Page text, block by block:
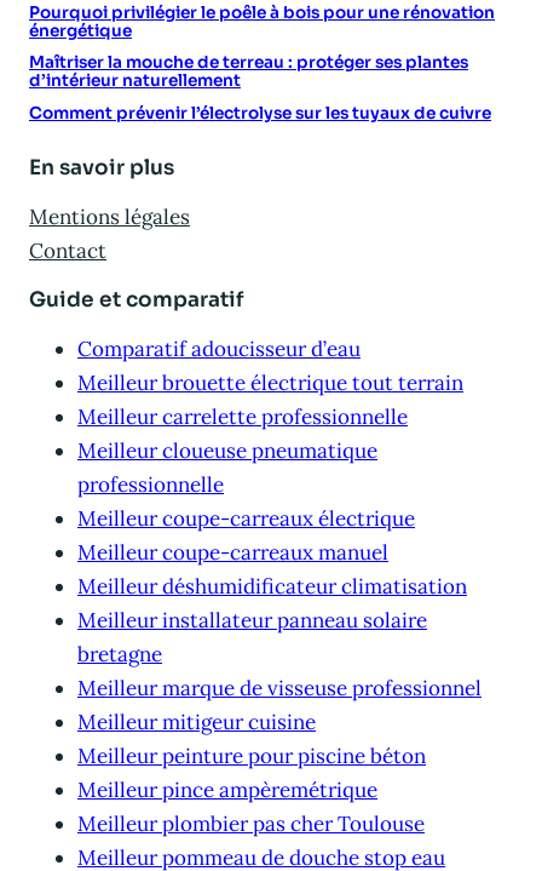
Pourquoi privilégier le poêle à bois pour une rénovation
énergétique
Maîtriser la mouche de terreau : protéger ses plantes
d’intérieur naturellement
Comment prévenir l’électrolyse sur les tuyaux de cuivre
En savoir plus
Mentions légales
Contact
Guide et comparatif
Comparatif adoucisseur d’eau
Meilleur brouette électrique tout terrain
Meilleur carrelette professionnelle
Meilleur cloueuse pneumatique
professionnelle
Meilleur coupe-carreaux électrique
Meilleur coupe-carreaux manuel
Meilleur déshumidificateur climatisation
Meilleur installateur panneau solaire
bretagne
Meilleur marque de visseuse professionnel
Meilleur mitigeur cuisine
Meilleur peinture pour piscine béton
Meilleur pince ampèremétrique
Meilleur plombier pas cher Toulouse
Meilleur pommeau de douche stop eau